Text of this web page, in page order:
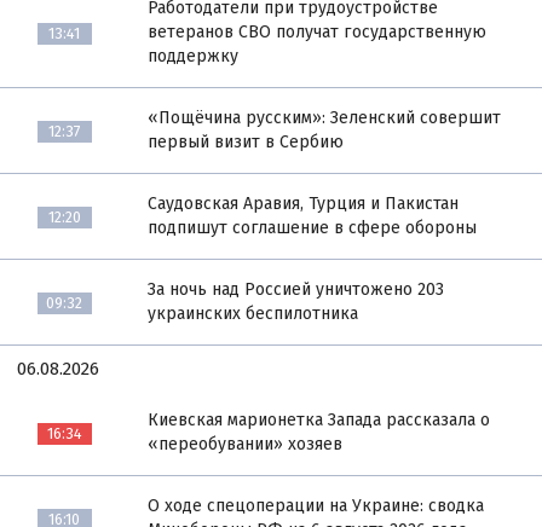
13:41
Работодатели при трудоустройстве
ветеранов СВО получат государственную
поддержку
12:37
«Пощёчина русским»: Зеленский совершит
первый визит в Сербию
12:20
Саудовская Аравия, Турция и Пакистан
подпишут соглашение в сфере обороны
09:32
За ночь над Россией уничтожено 203
украинских беспилотника
06.08.2026
16:34
Киевская марионетка Запада рассказала о
«переобувании» хозяев
16:10
О ходе спецоперации на Украине: сводка